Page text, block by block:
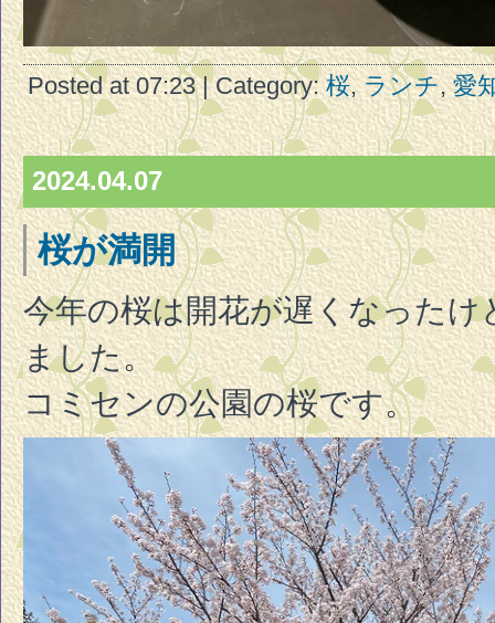
Posted at 07:23 | Category:桜,ランチ,愛
2024.04.07
桜が満開
今年の桜は開花が遅くなった
ました。
コミセンの公園の桜です。